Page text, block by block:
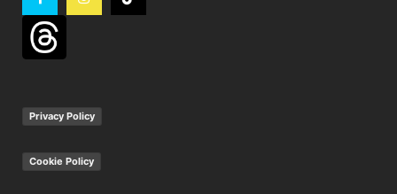
Privacy Policy
Cookie Policy